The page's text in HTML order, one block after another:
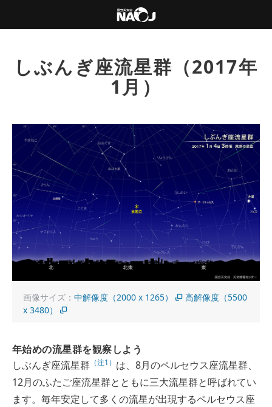
しぶんぎ座流星群（2017年
1月）
画像サイズ： 中解像度（2000 x 1265）
高解像度（5500
x 3480）
年始めの流星群を観察しよう
しぶんぎ座流星群 （注1） は、8月のペルセウス座流星群、
12月のふたご座流星群とともに三大流星群と呼ばれてい
ます。毎年安定して多くの流星が出現するペルセウス座